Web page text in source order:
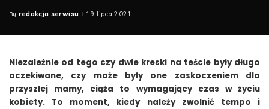
Posted
By redakcja serwisu 19 lipca 2021
Niezależnie od tego czy dwie kreski na teście były długo
oczekiwane, czy może były one zaskoczeniem dla
przyszłej mamy, ciąża to wymagający czas w życiu
kobiety. To moment, kiedy należy zwolnić tempo i